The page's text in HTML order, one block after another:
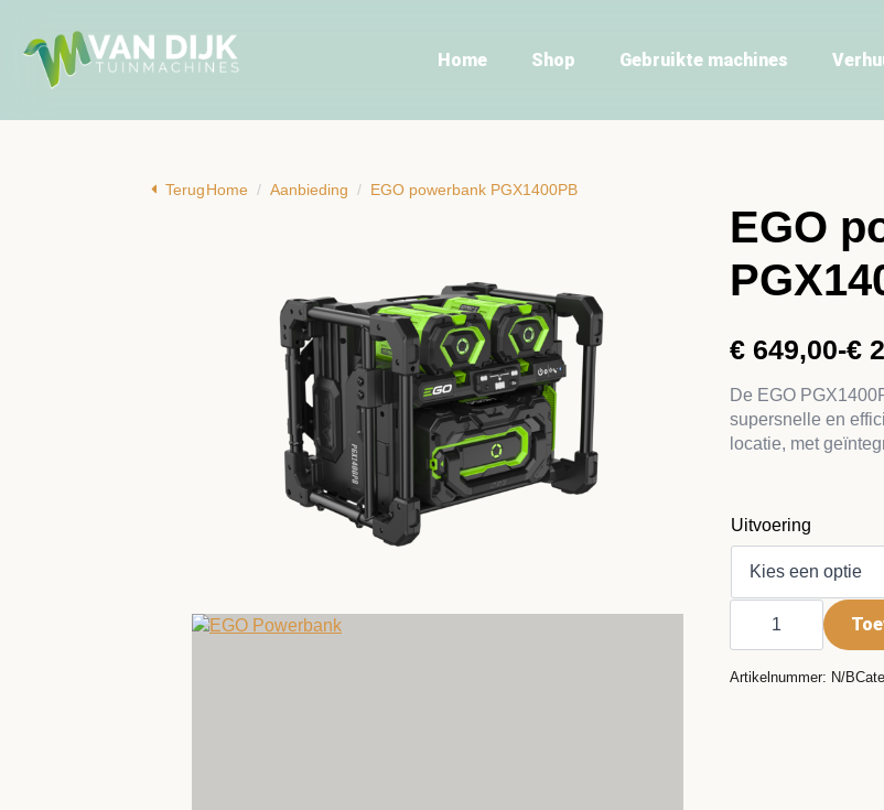
Home Shop Gebruikte machines
TerugHome Aanbieding EGO powerbank PGX1400PB
EGO
€ 649,00-€
Prijsklasse:
€ 649,00
tot
€ 2.448,00
De EGO
supersnelle en
locatie, met
Uitvoering
EGO
powerbank
PGX1400PB
Artikelnummer: N/B